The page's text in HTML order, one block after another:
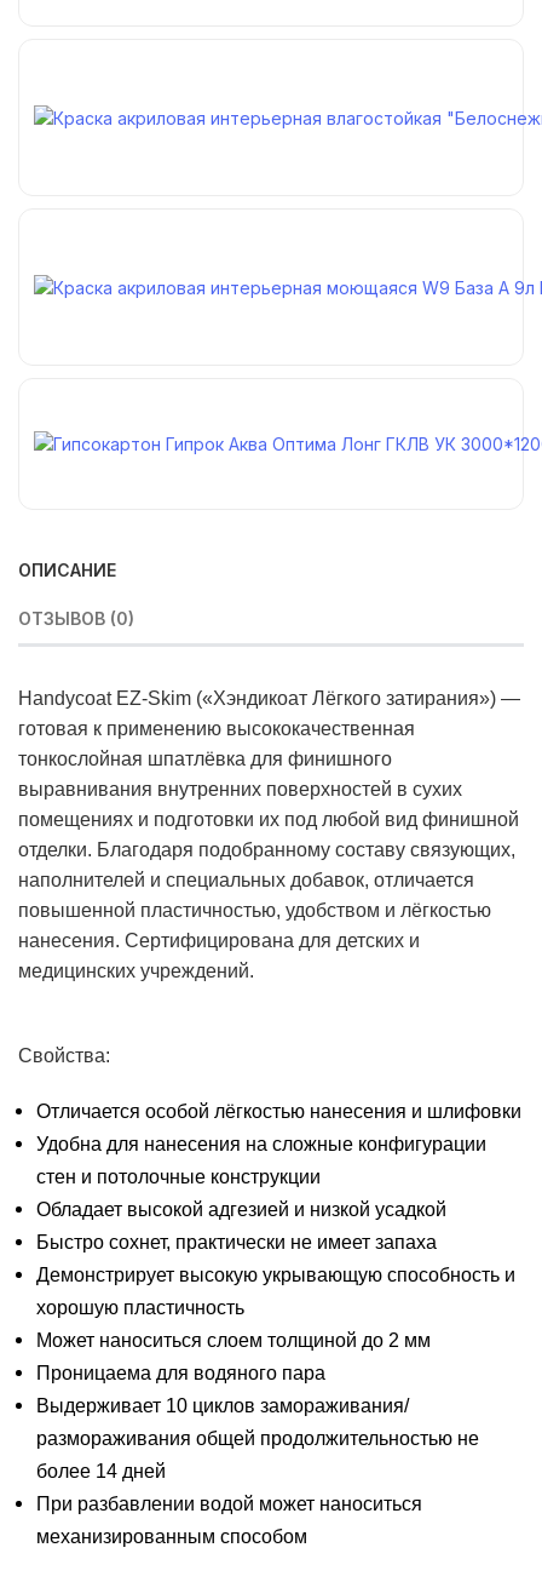
ОПИСАНИЕ
ОТЗЫВОВ (0)
Handycoat EZ-Skim («Хэндикоат Лёгкого затирания») —
готовая к применению высококачественная
тонкослойная шпатлёвка для финишного
выравнивания внутренних поверхностей в сухих
помещениях и подготовки их под любой вид финишной
отделки. Благодаря подобранному составу связующих,
наполнителей и специальных добавок, отличается
повышенной пластичностью, удобством и лёгкостью
нанесения. Сертифицирована для детских и
медицинских учреждений.
Свойства:
Отличается особой лёгкостью нанесения и шлифовки
Удобна для нанесения на сложные конфигурации
стен и потолочные конструкции
Обладает высокой адгезией и низкой усадкой
Быстро сохнет, практически не имеет запаха
Демонстрирует высокую укрывающую способность и
хорошую пластичность
Может наноситься слоем толщиной до 2 мм
Проницаема для водяного пара
Выдерживает 10 циклов замораживания/
размораживания общей продолжительностью не
более 14 дней
При разбавлении водой может наноситься
механизированным способом